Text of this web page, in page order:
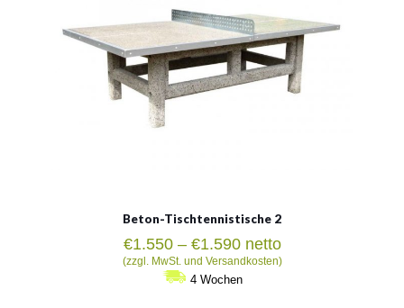
Beton-Tischtennistische 2
€1.550 – €1.590Preisspanne:
€1.550
bis
netto
(zzgl. MwSt. und Versandkosten)
4 Wochen